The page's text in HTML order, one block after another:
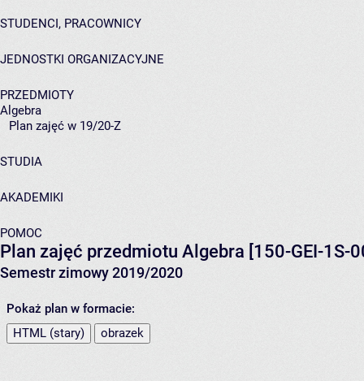
STUDENCI, PRACOWNICY
JEDNOSTKI ORGANIZACYJNE
PRZEDMIOTY
Algebra
Plan zajęć w 19/20-Z
STUDIA
AKADEMIKI
POMOC
Plan zajęć przedmiotu Algebra [150-GEI-1S-
Semestr zimowy 2019/2020
Pokaż plan w formacie:
HTML (stary)
obrazek